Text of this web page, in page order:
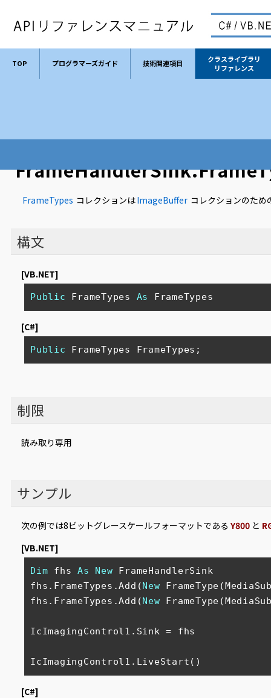
TOP プログラマーズガイド 技術関連項目
クラスライブラリ
リファレンス
FrameTypes コレクションはImageBuffer コレクションのため
構文
[VB.NET]
Public FrameTypes As FrameTypes
[C#]
Public FrameTypes FrameTypes;
制限
読み取り専用
サンプル
次の例では8ビットグレースケールフォーマットである Y800 と
[VB.NET]
Dim fhs As New FrameHandlerSink
fhs.FrameTypes.Add(New
fhs.FrameTypes.Add(New
IcImagingControl1.Sink = fhs
IcImagingControl1.LiveStart()
[C#]